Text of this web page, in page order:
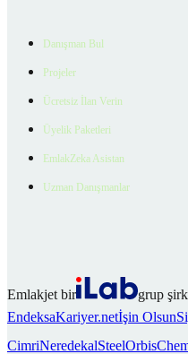
Danışman Bul
Projeler
Ücretsiz İlan Verin
Üyelik Paketleri
EmlakZeka Asistan
Uzman Danışmanlar
Emlakjet bir
grup
EndeksaKariyer.netİşin Olsun
CimriNeredekalSteelOrbis